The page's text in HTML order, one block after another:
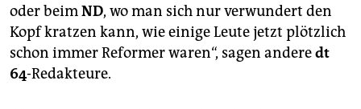
oder beimND, wo man sich nur verwundert den
Kopf kratzen kann, wie einige Leute jetzt plötzlich
schon immer Reformer waren“, sagen anderedt
64-Redakteure.